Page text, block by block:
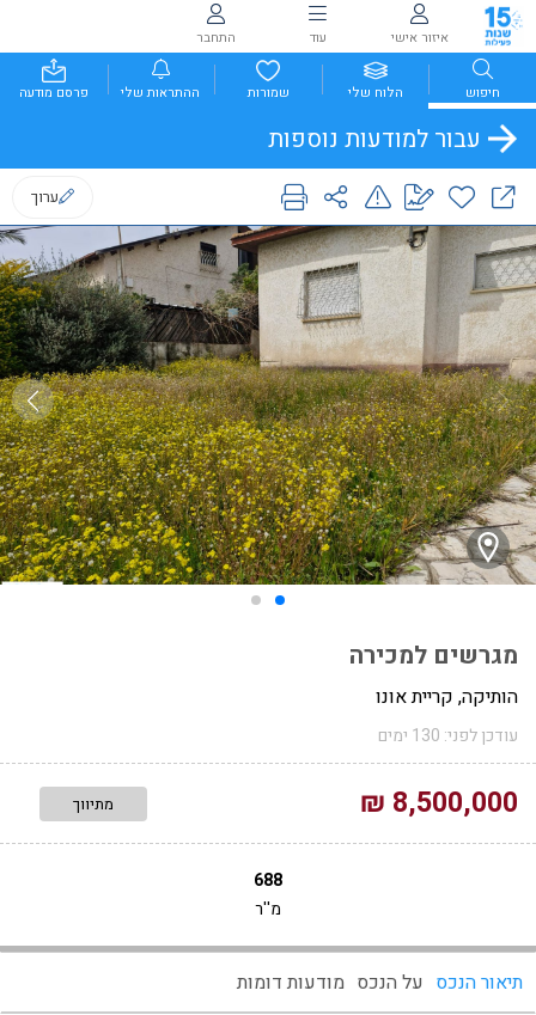
איזור אישי עוד התחבר
חיפוש הלוח שלי שמורות ההתראות שלי פרסם מודעה
עבור למודעות נוספות
ערוך
מגרשים למכירה
הותיקה, קריית אונו
עודכן לפני: 130 ימים
8,500,000 ₪ מתיווך
688
מ''ר
תיאור הנכס על הנכס מודעות דומות